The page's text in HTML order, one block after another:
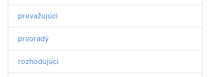
prevažujúci
prvoradý
rozhodujúci